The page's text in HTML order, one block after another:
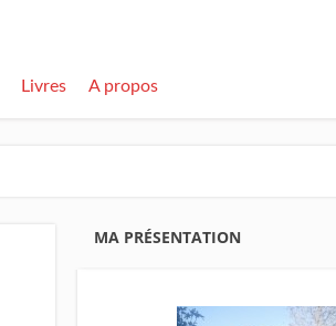
Livres A propos
MA PRÉSENTATION